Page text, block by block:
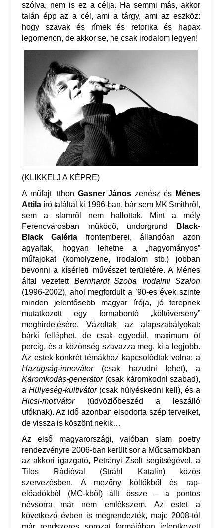
szólva, nem is ez a célja. Ha semmi más, akkor
talán épp az a cél, ami a tárgy, ami az eszköz:
hogy szavak és rímek és retorika és hapax
legomenon, de akkor se, ne csak irodalom legyen!
(KLIKKELJ A KÉPRE)
A műfajt itthon Gasner Jánoszenész és Ménes
Attila író találtál ki 1996-ban, bár sem MK Smithről,
sem a slamről nem hallottak. Mint a mély
Ferencvárosban működő, undorgrund
Black-
Black Galéria frontemberei, állandóan azon
agyaltak, hogyan lehetne a „hagyományos”
műfajokat (komolyzene, irodalom stb.) jobban
bevonni a kísérleti művészet területére. A Ménes
által vezetett Bernhardt Szoba Irodalmi Szalon
(1996-2002), ahol megfordult a ’90-es évek szinte
minden jelentősebb magyar írója, jó terepnek
mutatkozott egy formabontó „költőverseny”
meghirdetésére. Vázolták az alapszabályokat:
bárki felléphet, de csak egyedül, maximum öt
percig, és a közönség szavazza meg, ki a legjobb.
Az estek konkrét témákhoz kapcsolódtak volna: a
Hazugság-innovátor(csak hazudni lehet), a
Káromkodás-generátor(csak káromkodni szabad),
a Hülyeség-kultivátor(csak hülyéskedni kell), és a
Hicsi-motivátor(üdvözlőbeszéd a leszálló
ufóknak). Az idő azonban elsodorta szép terveiket,
de vissza is köszönt nekik…
Az első magyarországi, valóban slam poetry
rendezvényre 2006-ban került sor a Műcsarnokban
az akkori igazgató, Petrányi Zsolt segítségével, a
Tilos Rádióval (Stráhl Katalin) közös
szervezésben. A mezőny költőkből és rap-
előadókból (MC-kből) állt össze – a pontos
névsorra már nem emlékszem. Az estet a
következő évben is megrendezték, majd 2008-tól